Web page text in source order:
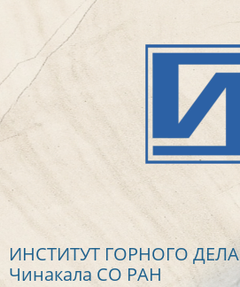
Перейти к основному содержанию
ИНСТИТУТ ГОРНОГО ДЕЛА
Чинакала СО РАН